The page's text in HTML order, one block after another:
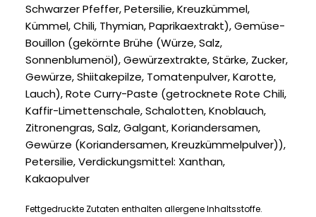
Schwarzer Pfeffer, Petersilie, Kreuzkümmel,
Kümmel, Chili, Thymian, Paprikaextrakt), Gemüse-
Bouillon (gekörnte Brühe (Würze, Salz,
Sonnenblumenöl), Gewürzextrakte, Stärke, Zucker,
Gewürze, Shiitakepilze, Tomatenpulver, Karotte,
Lauch), Rote Curry-Paste (getrocknete Rote Chili,
Kaffir-Limettenschale, Schalotten, Knoblauch,
Zitronengras, Salz, Galgant, Koriandersamen,
Gewürze (Koriandersamen, Kreuzkümmelpulver)),
Petersilie, Verdickungsmittel: Xanthan,
Kakaopulver
Fettgedruckte Zutaten enthalten allergene Inhaltsstoffe.